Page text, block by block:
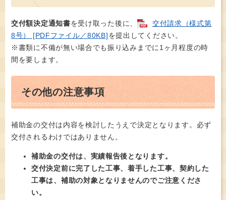
交付額決定通知書を受け取った後に、
交付請求（様式第
8号） [PDFファイル／80KB]を提出してください。
※書類に不備が無い場合でも振り込みまでに1ヶ月程度の時
間を要します。
その他の注意事項
補助金の交付は内容を検討したうえで決定となります。必ず
交付されるわけではありません。
補助金の交付は、実績報告後となります。
交付決定前に完了した工事、着手した工事、契約した
工事は、補助の対象となりませんのでご注意くださ
い。